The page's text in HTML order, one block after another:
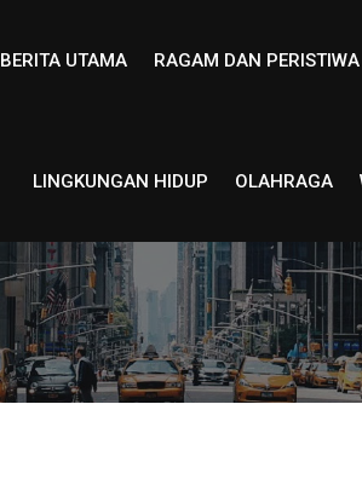
BERITA UTAMA RAGAM DAN PERISTIWA
LINGKUNGAN HIDUP OLAHRAGA